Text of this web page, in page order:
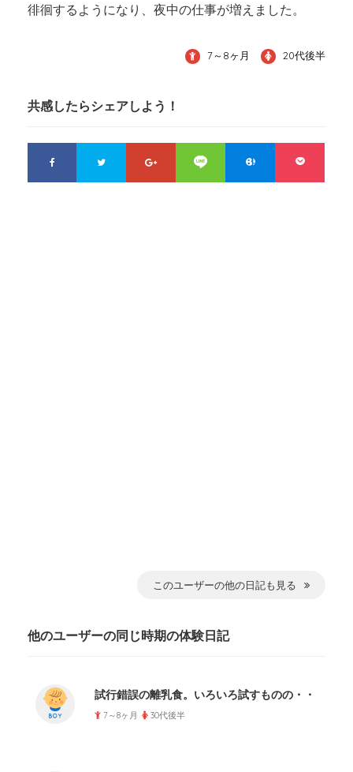
徘徊するようになり、夜中の仕事が増えました。
7～8ヶ月 20代後半
共感したらシェアしよう！
このユーザーの他の日記も見る
他のユーザーの同じ時期の体験日記
試行錯誤の離乳食。いろいろ試すものの・・
7～8ヶ月 30代後半